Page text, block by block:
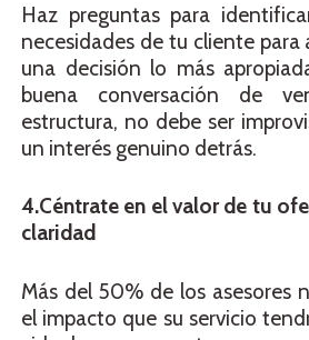
Haz preguntas para
necesidades de tu cliente
una decisión lo más
buena conversación de
estructura, no debe ser
un interés genuino detrás.
4.Céntrate en el valor de tu
claridad
Más del 50% de los asesores
el impacto que su servicio